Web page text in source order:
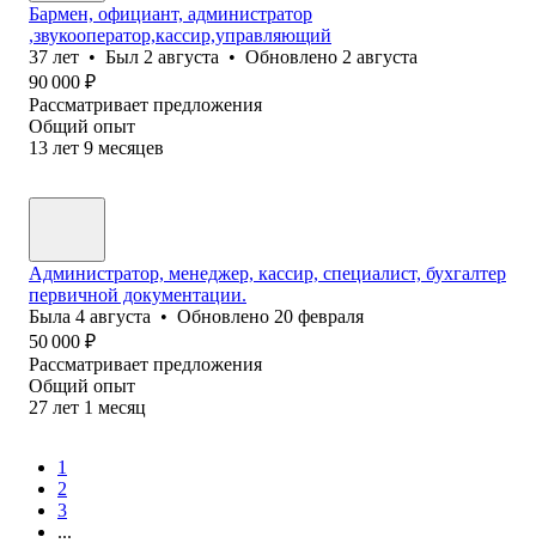
Бармен, официант, администратор
,звукооператор,кассир,управляющий
37 лет • Был 2 августа • Обновлено 2 августа
90 000 ₽
Рассматривает предложения
Общий опыт
13 лет 9 месяцев
Администратор, менеджер, кассир, специалист, бухгалтер
первичной документации.
Была 4 августа • Обновлено 20 февраля
50 000 ₽
Рассматривает предложения
Общий опыт
27 лет 1 месяц
1
2
3
...